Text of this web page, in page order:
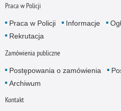
Praca w Policji
Praca w Policji Informacje
Rekrutacja
Zamówienia publiczne
Postępowania o zamówienia
Archiwum
Kontakt